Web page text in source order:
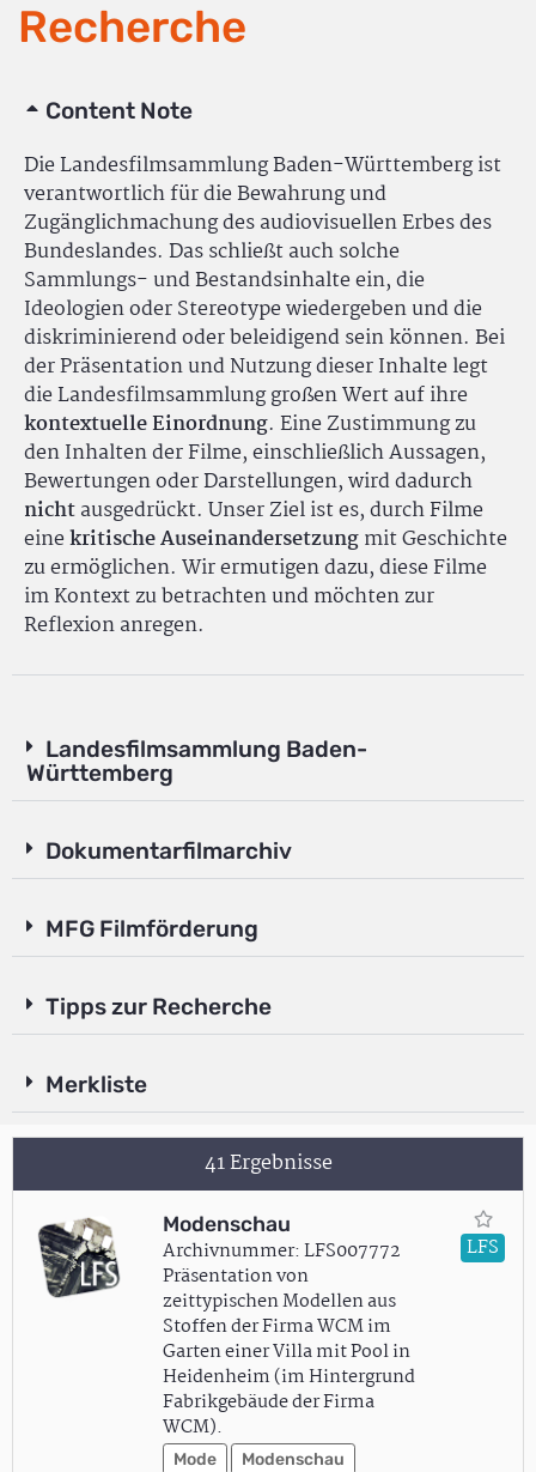
Recherche
Content Note
Die Landesfilmsammlung Baden-Württemberg ist
verantwortlich für die Bewahrung und
Zugänglichmachung des audiovisuellen Erbes des
Bundeslandes. Das schließt auch solche
Sammlungs- und Bestandsinhalte ein, die
Ideologien oder Stereotype wiedergeben und die
diskriminierend oder beleidigend sein können. Bei
der Präsentation und Nutzung dieser Inhalte legt
die Landesfilmsammlung großen Wert auf ihre
kontextuelle Einordnung. Eine Zustimmung zu
den Inhalten der Filme, einschließlich Aussagen,
Bewertungen oder Darstellungen, wird dadurch
nichtausgedrückt. Unser Ziel ist es, durch Filme
einekritische Auseinandersetzungmit Geschichte
zu ermöglichen. Wir ermutigen dazu, diese Filme
im Kontext zu betrachten und möchten zur
Reflexion anregen.
Landesfilmsammlung Baden-
Württemberg
Dokumentarfilmarchiv
MFG Filmförderung
Tipps zur Recherche
Merkliste
41 Ergebnisse
Modenschau
Archivnummer: LFS007772
Präsentation von
zeittypischen Modellen aus
Stoffen der Firma WCM im
Garten einer Villa mit Pool in
Heidenheim (im Hintergrund
Fabrikgebäude der Firma
WCM).
Mode
Modenschau
LFS